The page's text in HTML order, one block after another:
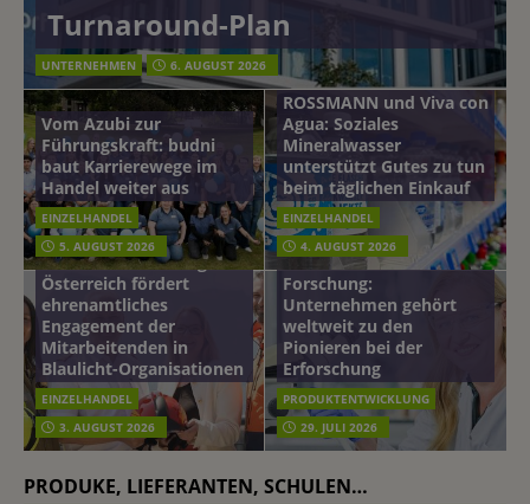
Turnaround-Plan
UNTERNEHMEN 6. AUGUST 2026
Vom Azubi zur
Führungskraft: budni
baut Karrierewege im
Handel weiter aus
EINZELHANDEL
5. AUGUST 2026
ROSSMANN und Viva con
Agua: Soziales
Mineralwasser
unterstützt Gutes zu tun
beim täglichen Einkauf
EINZELHANDEL
4. AUGUST 2026
mehr vom leben tag: dm
Österreich fördert
ehrenamtliches
Engagement der
Mitarbeitenden in
Blaulicht-Organisationen
EINZELHANDEL
3. AUGUST 2026
Beiersdorf
Hautmikrobiom-
Forschung:
Unternehmen gehört
weltweit zu den
Pionieren bei der
Erforschung
PRODUKTENTWICKLUNG
29. JULI 2026
PRODUKE, LIEFERANTEN, SCHULEN…